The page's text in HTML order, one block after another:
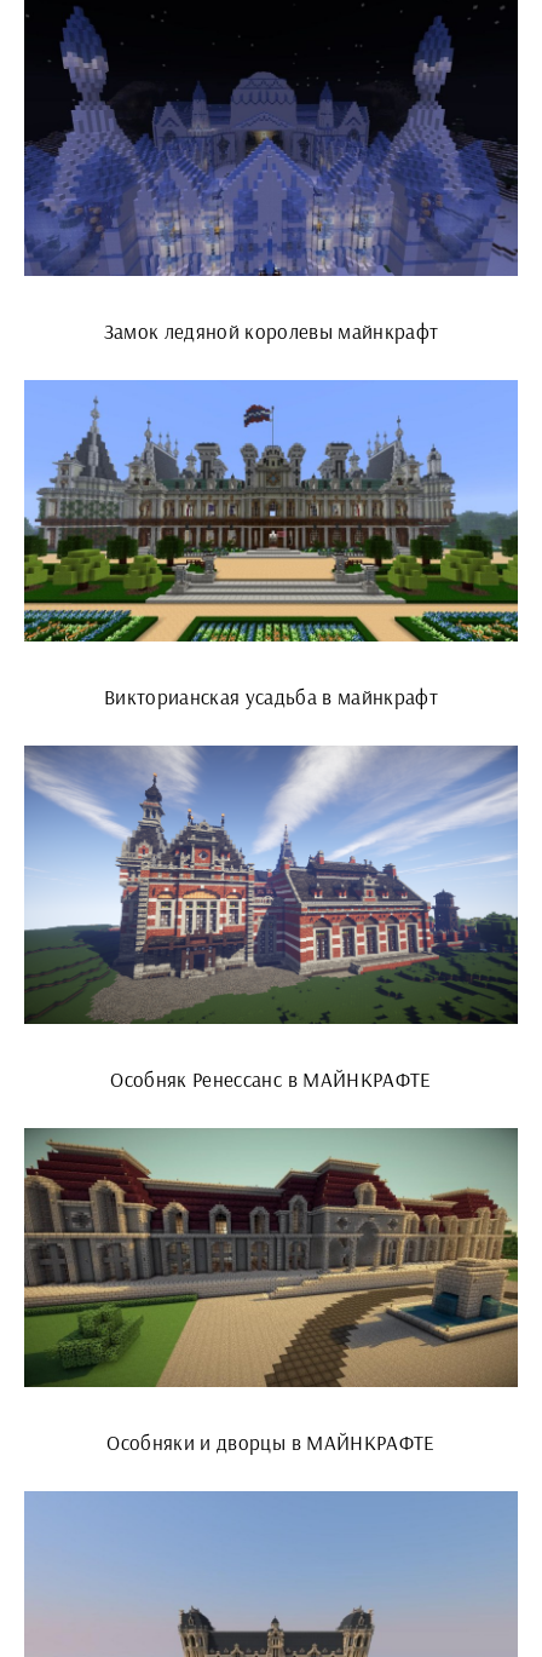
Замок ледяной королевы майнкрафт
Викторианская усадьба в майнкрафт
Особняк Ренессанс в МАЙНКРАФТЕ
Особняки и дворцы в МАЙНКРАФТЕ